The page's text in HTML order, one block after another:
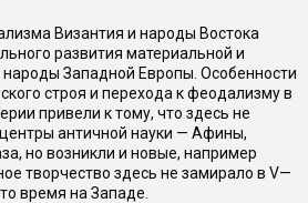
Византия и народы Востока
развития материальной и
народы Западной Европы. Особенности
строя и перехода к феодализму в
привели к тому, что здесь не
античной науки — Афины,
но возникли и новые, например
творчество здесь не замирало в V—
время на Западе.